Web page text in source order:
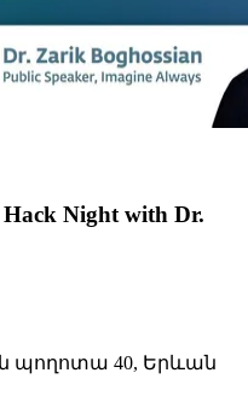
Night with Dr.
պողոտա 40, Երևան